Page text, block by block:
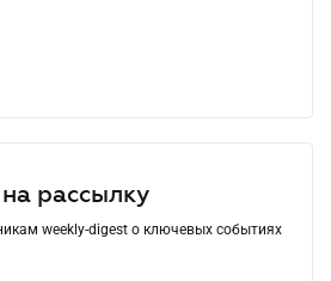
рассылку
weekly-digest о ключевых событиях